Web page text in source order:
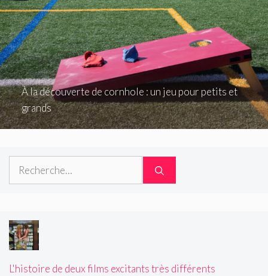
À la découverte de cornhole : un jeu pour petits et
grands
Rechercher :
L'histoire de deux films excitants très différents